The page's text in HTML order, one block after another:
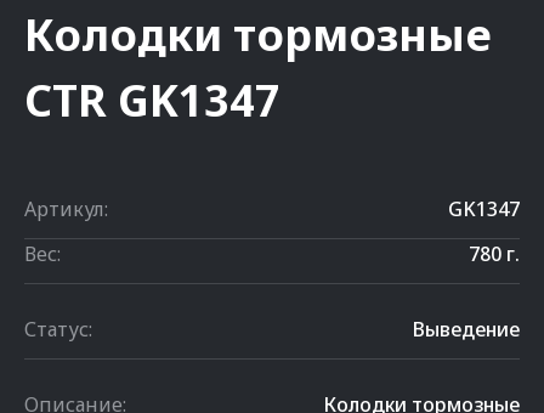
Колодки тормозные
CTR GK1347
Артикул:
GK1347
Вес:
780 г.
Статус: Выведение
Описание: Колодки тормозные